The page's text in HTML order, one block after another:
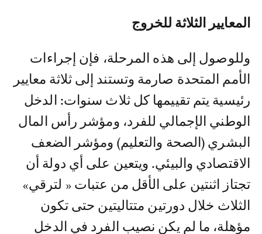
المعايير الثلاثة للخروج
وللوصول إلى هذه المرحلة، فإن إجراءات
الأمم المتحدة صارمة وتستند إلى ثلاثة معايير
رئيسية يتم تقييمها كل ثلاث سنوات: الدخل
الوطني الإجمالي للفرد، ومؤشر رأس المال
البشري (الصحة والتعليم) ومؤشر الضعف
الاقتصادي والبيئي. ويتعين على أي دولة أن
تجتاز اثنتين على الأقل من عتبات « لترقي»
الثلاث خلال دورتين متتاليتين حتى تكون
مؤهلة، ما لم يكن نصيب الفرد في الدخل